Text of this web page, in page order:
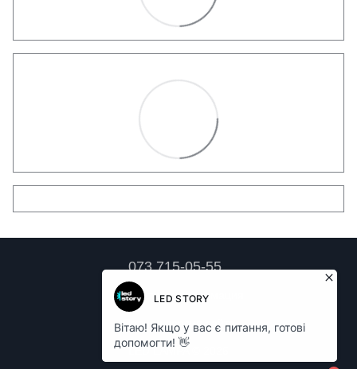
073 715-05-55
Контактная информация
Полная версия сайта
LED LAMPA © 2026